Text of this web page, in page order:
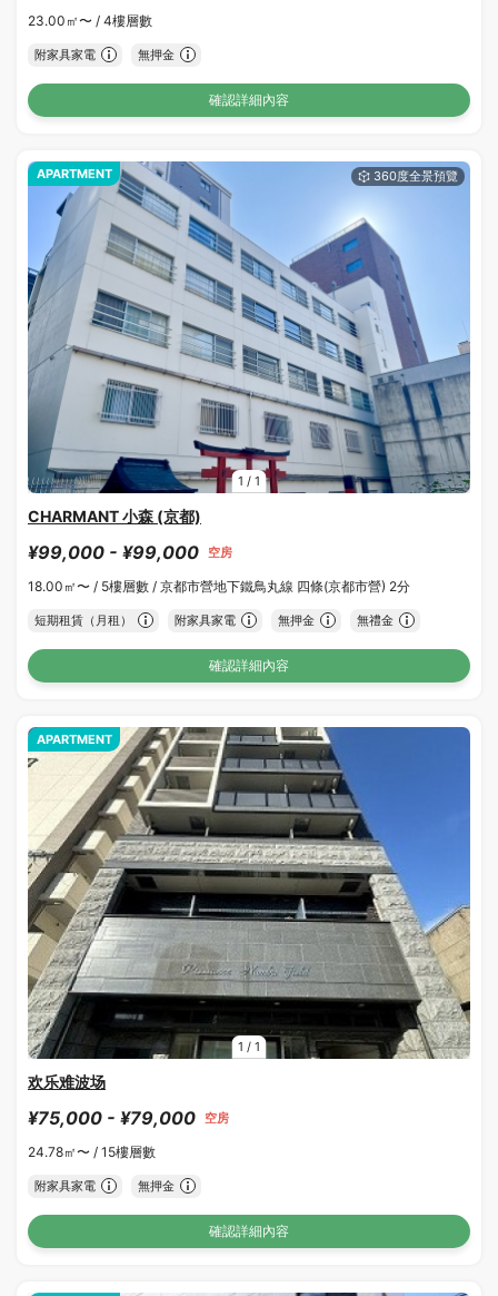
23.00㎡〜 / 4樓層數
附家具家電 無押金
確認詳細內容
1 / 1
APARTMENT
CHARMANT 小森 (京都)
¥99,000 - ¥99,000 空房
18.00㎡〜 / 5樓層數 / 京都市營地下鐵鳥丸線 四條(京都市營) 2分
短期租賃（月租） 附家具家電 無押金 無禮金
確認詳細內容
1 / 1
APARTMENT
欢乐难波场
¥75,000 - ¥79,000 空房
24.78㎡〜 / 15樓層數
附家具家電 無押金
確認詳細內容